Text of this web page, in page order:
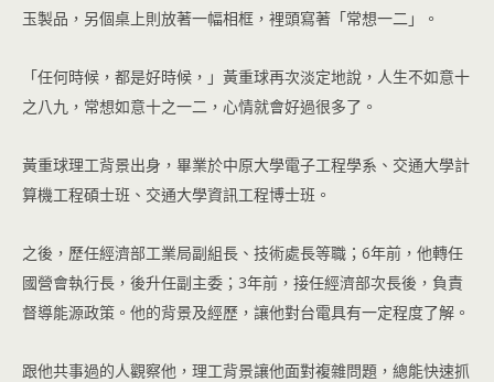
玉製品，另個桌上則放著一幅相框，裡頭寫著「常想一二」。
「任何時候，都是好時候，」黃重球再次淡定地說，人生不如意十
之八九，常想如意十之一二，心情就會好過很多了。
黃重球理工背景出身，畢業於中原大學電子工程學系、交通大學計
算機工程碩士班、交通大學資訊工程博士班。
之後，歷任經濟部工業局副組長、技術處長等職；6年前，他轉任
國營會執行長，後升任副主委；3年前，接任經濟部次長後，負責
督導能源政策。他的背景及經歷，讓他對台電具有一定程度了解。
跟他共事過的人觀察他，理工背景讓他面對複雜問題，總能快速抓